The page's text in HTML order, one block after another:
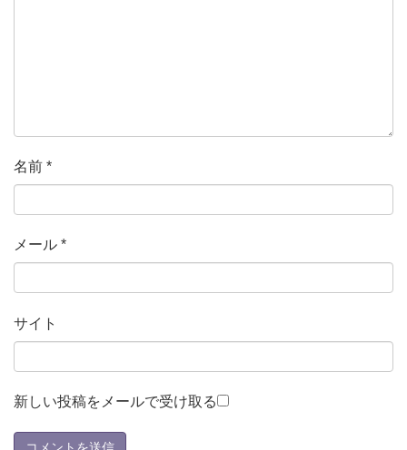
名前 *
メール *
サイト
新しい投稿をメールで受け取る